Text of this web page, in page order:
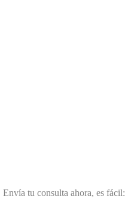
Envía tu consulta ahora, es fácil: